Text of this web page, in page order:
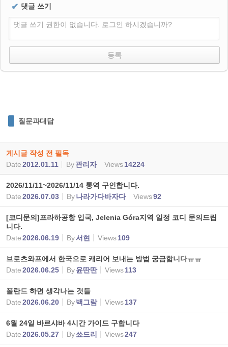
✔ 댓글 쓰기
댓글 쓰기 권한이 없습니다. 로그인 하시겠습니까?
질문과대답
게시글 작성 전 필독
Date2012.01.11 By관리자 Views14224
2026/11/11~2026/11/14 통역 구인합니다.
Date2026.07.03 By나라가다바자다 Views92
[코디문의]프라하공항 입국, Jelenia Góra지역 일정 코디 문의드립
니다.
Date2026.06.19 By서현 Views109
브로츠와프에서 한국으로 캐리어 보내는 방법 궁금합니다ㅠㅠ
Date2026.06.25 By윤딴딴 Views113
폴란드 하면 생각나는 것들
Date2026.06.20 By백그람 Views137
6월 24일 바르샤바 4시간 가이드 구합니다
Date2026.05.27 By쑈드리 Views247